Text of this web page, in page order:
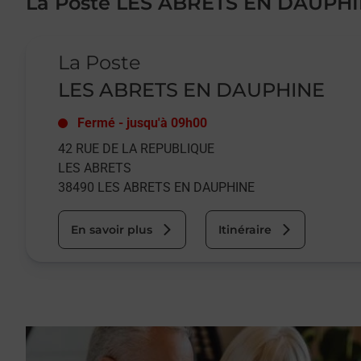
La Poste
LES ABRETS EN DAUPHINE
Fermé - jusqu'à 09h00
42 RUE DE LA REPUBLIQUE
LES ABRETS
38490 LES ABRETS EN DAUPHINE
En savoir plus Itinéraire